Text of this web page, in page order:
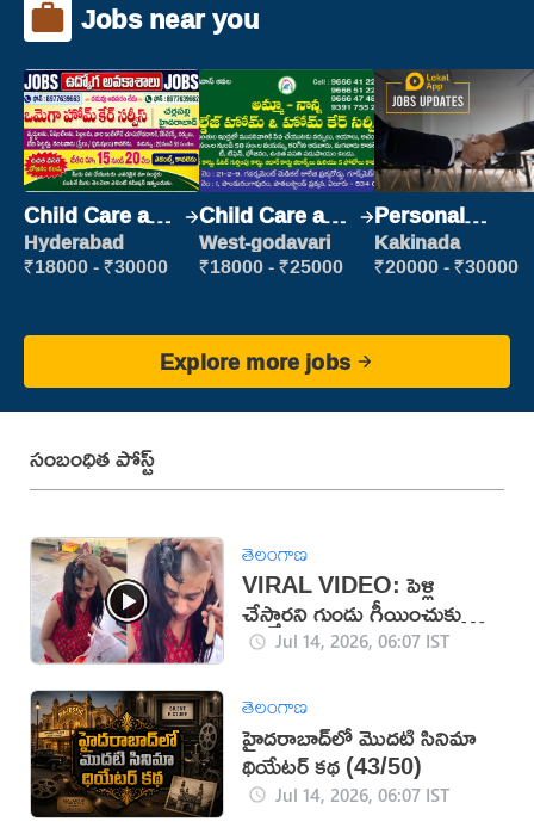
Jobs near you
Child Care and
Patient care
Hyderabad
₹18000 - ₹30000
Child Care and
Patient care
West-godavari
₹18000 - ₹25000
Personal
Assistant
Kakinada
₹20000 - ₹30000
Explore more jobs
సంబంధిత పోస్ట్
తెలంగాణ
VIRAL VIDEO: పెళ్లి
చేస్తారని గుండు గీయించుకున్న
అమ్మాయి
Jul 14, 2026, 06:07 IST
తెలంగాణ
హైదరాబాద్‌లో మొదటి సినిమా
థియేటర్ కథ (43/50)
Jul 14, 2026, 06:07 IST